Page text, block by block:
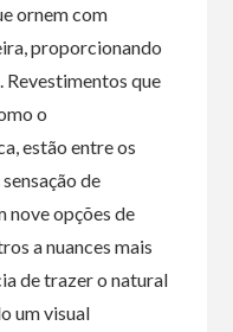
ornem com
proporcionando
Revestimentos que
o
estão entre os
de
nove opções de
a nuances mais
de trazer o natural
um visual